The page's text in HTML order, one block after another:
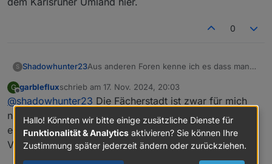
0
S Shadowhunter23Aus anderen Foren kenne ich es dass man
austauscht. Für mich wäre die nächste
größere Stadt Karlsruhe.
machen mit den Usern die in der Nähe
wohnen?
Treffpunkt:
Schlindweinstuben
Altenbürgstraße 6
@ garbleflux
@Shadowhunter23
G
Offline
garblefluxschrieb am 17. Nov. 2024, 20:03
zuletzt editiert von
@shadowhunter23 Die Fächerstadt ist zwar für mich
nicht gerade ums Eck, wäre aber dabei. Gerne mal
einen Termin vorschlagen.
VG Michael
Hallo! Könnten wir bitte einige zusätzliche Dienste für
Funktionalität & Analytics aktivieren? Sie können Ihre
Zustimmung später jederzeit ändern oder zurückziehen.